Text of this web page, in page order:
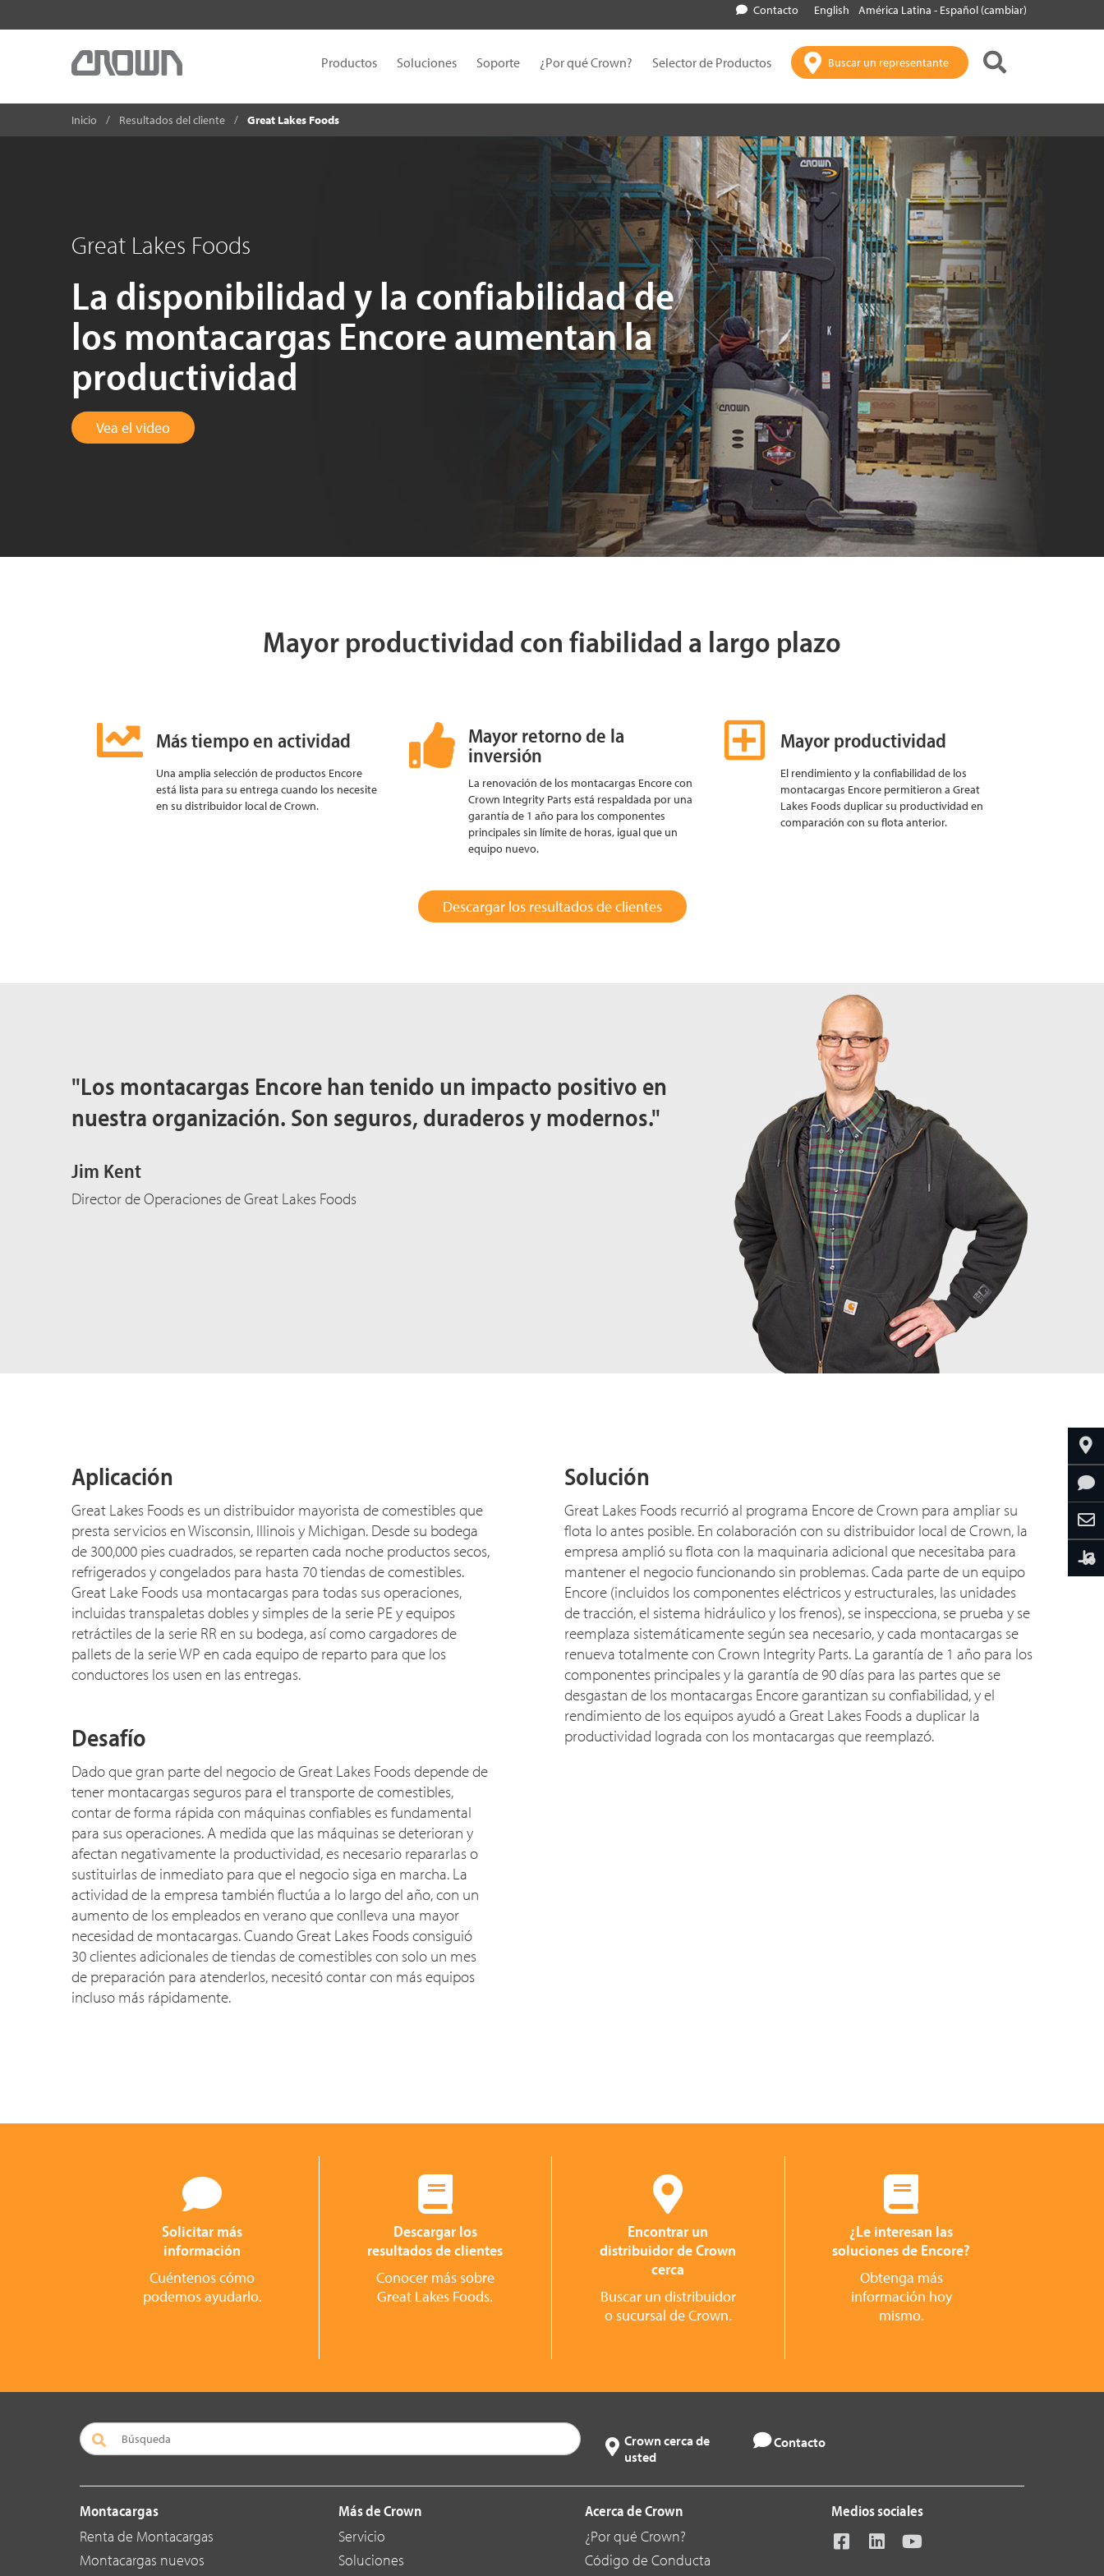
Contacto English América Latina - Español (cambiar)
Productos Soluciones Soporte ¿Por qué Crown? Selector de Productos Buscar un representante
Inicio Resultados del cliente Great Lakes Foods
Great Lakes Foods
La disponibilidad y la confiabilidad de
los montacargas Encore aumentan la
productividad
Vea el video
Mayor productividad con fiabilidad a largo plazo
Más tiempo en actividad
Una amplia selección de productos Encore
está lista para su entrega cuando los necesite
en su distribuidor local de Crown.
Mayor retorno de la
inversión
La renovación de los montacargas Encore con
Crown Integrity Parts está respaldada por una
garantía de 1 año para los componentes
principales sin límite de horas, igual que un
equipo nuevo.
Descargar los resultados de clientes
Mayor productividad
El rendimiento y la confiabilidad de los
montacargas Encore permitieron a Great
Lakes Foods duplicar su productividad en
comparación con su flota anterior.
"Los montacargas Encore han tenido un impacto positivo en
nuestra organización. Son seguros, duraderos y modernos."
Jim Kent
Director de Operaciones de Great Lakes Foods
Aplicación
Great Lakes Foods es un distribuidor mayorista de comestibles que
presta servicios en Wisconsin, Illinois y Michigan. Desde su bodega
de 300,000 pies cuadrados, se reparten cada noche productos secos,
refrigerados y congelados para hasta 70 tiendas de comestibles.
Great Lake Foods usa montacargas para todas sus operaciones,
incluidas transpaletas dobles y simples de la serie PE y equipos
retráctiles de la serie RR en su bodega, así como cargadores de
pallets de la serie WP en cada equipo de reparto para que los
conductores los usen en las entregas.
Desafío
Dado que gran parte del negocio de Great Lakes Foods depende de
tener montacargas seguros para el transporte de comestibles,
contar de forma rápida con máquinas confiables es fundamental
para sus operaciones. A medida que las máquinas se deterioran y
afectan negativamente la productividad, es necesario repararlas o
sustituirlas de inmediato para que el negocio siga en marcha. La
actividad de la empresa también fluctúa a lo largo del año, con un
aumento de los empleados en verano que conlleva una mayor
necesidad de montacargas. Cuando Great Lakes Foods consiguió
30 clientes adicionales de tiendas de comestibles con solo un mes
de preparación para atenderlos, necesitó contar con más equipos
incluso más rápidamente.
Solución
Great Lakes Foods recurrió al programa Encore de Crown para ampliar su
flota lo antes posible. En colaboración con su distribuidor local de Crown, la
empresa amplió su flota con la maquinaria adicional que necesitaba para
mantener el negocio funcionando sin problemas. Cada parte de un equipo
Encore (incluidos los componentes eléctricos y estructurales, las unidades
de tracción, el sistema hidráulico y los frenos), se inspecciona, se prueba y se
reemplaza sistemáticamente según sea necesario, y cada montacargas se
renueva totalmente con Crown Integrity Parts. La garantía de 1 año para los
componentes principales y la garantía de 90 días para las partes que se
desgastan de los montacargas Encore garantizan su confiabilidad, y el
rendimiento de los equipos ayudó a Great Lakes Foods a duplicar la
productividad lograda con los montacargas que reemplazó.
Solicitar más
información
Cuéntenos cómo
podemos ayudarlo.
Descargar los
resultados de clientes
Conocer más sobre
Great Lakes Foods.
Encontrar un
distribuidor de Crown
cerca
Buscar un distribuidor
o sucursal de Crown.
¿Le interesan las
soluciones de Encore?
Obtenga más
información hoy
mismo.
Crown cerca de
usted
Contacto
Montacargas
Renta de Montacargas
Montacargas nuevos
Más de Crown
Servicio
Soluciones
Acerca de Crown
¿Por qué Crown?
Código de Conducta
Medios sociales